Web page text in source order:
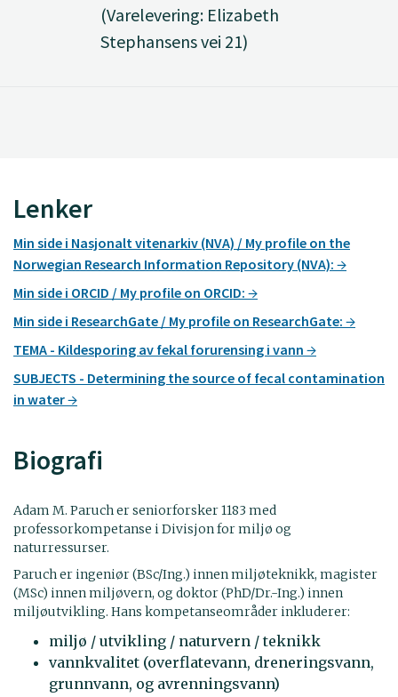
(Varelevering: Elizabeth
Stephansens vei 21)
Lenker
Min side i Nasjonalt vitenarkiv (NVA) / My profile on the
Norwegian Research Information Repository (NVA):
Min side i ORCID / My profile on ORCID:
Min side i ResearchGate / My profile on ResearchGate:
TEMA - Kildesporing av fekal forurensing i vann
SUBJECTS - Determining the source of fecal contamination
in water
Biografi
Adam M. Paruch er seniorforsker 1183 med
professorkompetanse i Divisjon for miljø og
naturressurser.
Paruch er ingeniør (BSc/Ing.) innen miljøteknikk, magister
(MSc) innen miljøvern, og doktor (PhD/Dr.-Ing.) innen
miljøutvikling. Hans kompetanseområder inkluderer:
miljø / utvikling / naturvern / teknikk
vannkvalitet (overflatevann, dreneringsvann,
grunnvann, og avrenningsvann)